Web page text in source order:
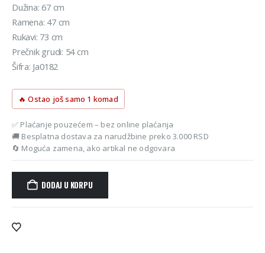
Dužina: 67 cm
Ramena: 47 cm
Rukavi: 73 cm
Prečnik grudi: 54 cm
Šifra: Ja0182
🔥 Ostao još samo 1 komad
✅ Plaćanje pouzećem – bez online plaćanja
🚚 Besplatna dostava za narudžbine preko 3.000 RSD
🔄 Moguća zamena, ako artikal ne odgovara
DODAJ U KORPU
Alternative: